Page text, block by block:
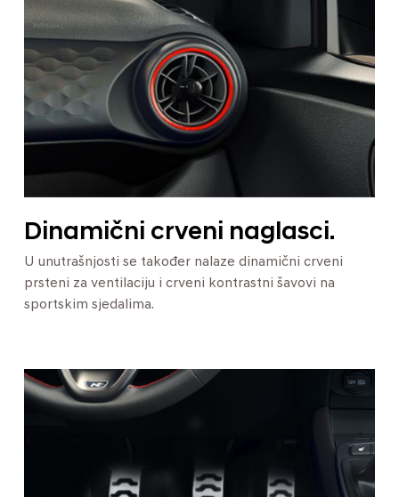
Dinamični crveni naglasci.
U unutrašnjosti se također nalaze dinamični crveni
prsteni za ventilaciju i crveni kontrastni šavovi na
sportskim sjedalima.